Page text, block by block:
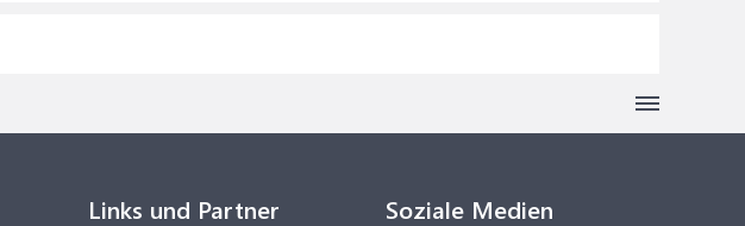
Links und Partner Soziale Medien